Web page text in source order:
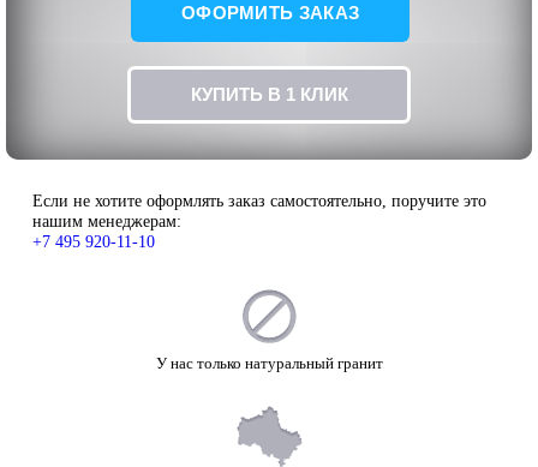
ОФОРМИТЬ ЗАКАЗ
КУПИТЬ В 1 КЛИК
Если не хотите оформлять заказ самостоятельно, поручите это
нашим менеджерам:
+7 495 920-11-10
У нас только натуральный гранит